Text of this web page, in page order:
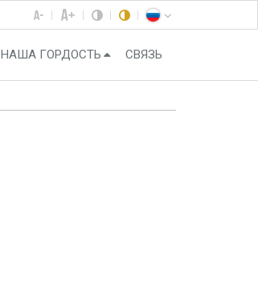
НАША ГОРДОСТЬ СВЯЗЬ